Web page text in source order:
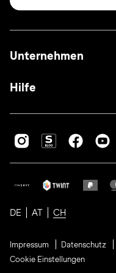
Unternehmen
Hilfe
DE AT CH
Impressum Datenschutz
Cookie Einstellungen